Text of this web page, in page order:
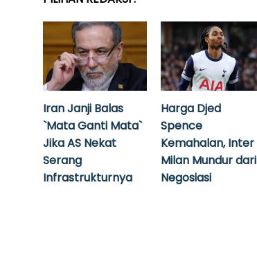
Iran Janji Balas
`Mata Ganti Mata`
Jika AS Nekat
Serang
Infrastrukturnya
Harga Djed
Spence
Kemahalan, Inter
Milan Mundur dari
Negosiasi